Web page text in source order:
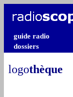
guide radio
dossiers
logothèque